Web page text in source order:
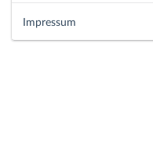
Impressum